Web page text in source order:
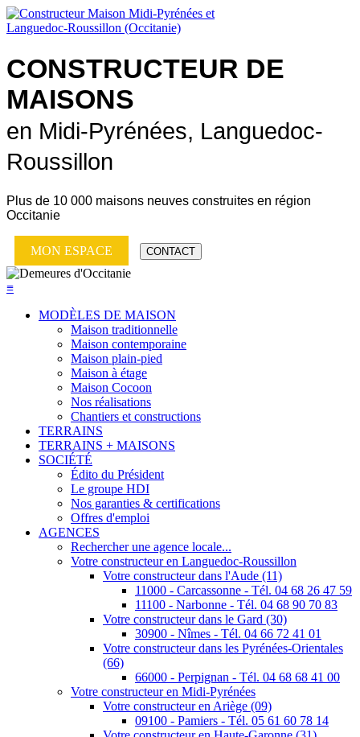
CONSTRUCTEUR DE
MAISONS
en Midi-Pyrénées, Languedoc-
Roussillon
Plus de 10 000 maisons neuves construites en région
Occitanie
MON ESPACE CONTACT
≡
MODÈLES DE MAISON
Maison traditionnelle
Maison contemporaine
Maison plain-pied
Maison à étage
Maison Cocoon
Nos réalisations
Chantiers et constructions
TERRAINS
TERRAINS + MAISONS
SOCIÉTÉ
Édito du Président
Le groupe HDI
Nos garanties & certifications
Offres d'emploi
AGENCES
Rechercher une agence locale...
Votre constructeur en Languedoc-Roussillon
Votre constructeur dans l'Aude (11)
11000 - Carcassonne - Tél. 04 68 26 47 59
11100 - Narbonne - Tél. 04 68 90 70 83
Votre constructeur dans le Gard (30)
30900 - Nîmes - Tél. 04 66 72 41 01
Votre constructeur dans les Pyrénées-Orientales
(66)
66000 - Perpignan - Tél. 04 68 68 41 00
Votre constructeur en Midi-Pyrénées
Votre constructeur en Ariège (09)
09100 - Pamiers - Tél. 05 61 60 78 14